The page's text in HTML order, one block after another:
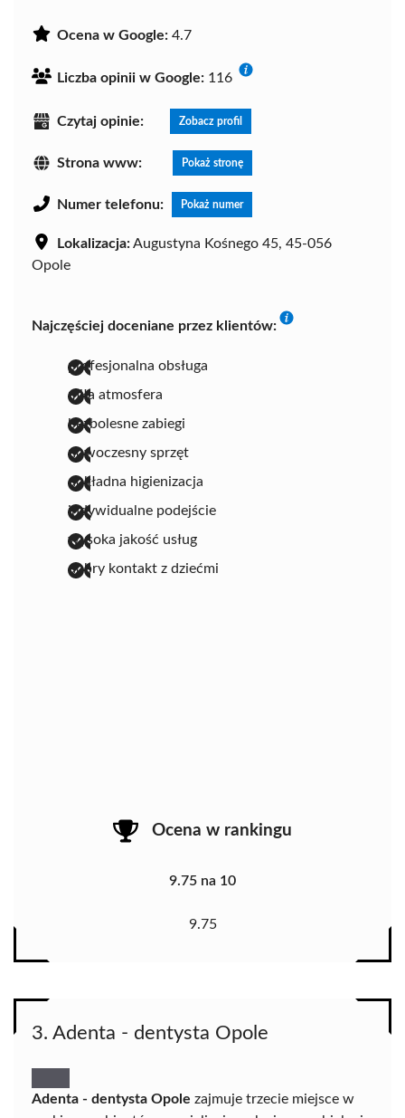
Ocena w Google: 4.7
Liczba opinii w Google: 116
Czytaj opinie: Zobacz profil
Strona www: Pokaż stronę
Numer telefonu: Pokaż numer
Lokalizacja:Augustyna Kośnego 45, 45-056
Opole
Najczęściej doceniane przez klientów:
profesjonalna obsługa
miła atmosfera
bezbolesne zabiegi
nowoczesny sprzęt
dokładna higienizacja
indywidualne podejście
wysoka jakość usług
dobry kontakt z dziećmi
Ocena w rankingu
9.75 na 10
9.75
3. Adenta - dentysta Opole
Adenta - dentysta Opole zajmuje trzecie miejsce w